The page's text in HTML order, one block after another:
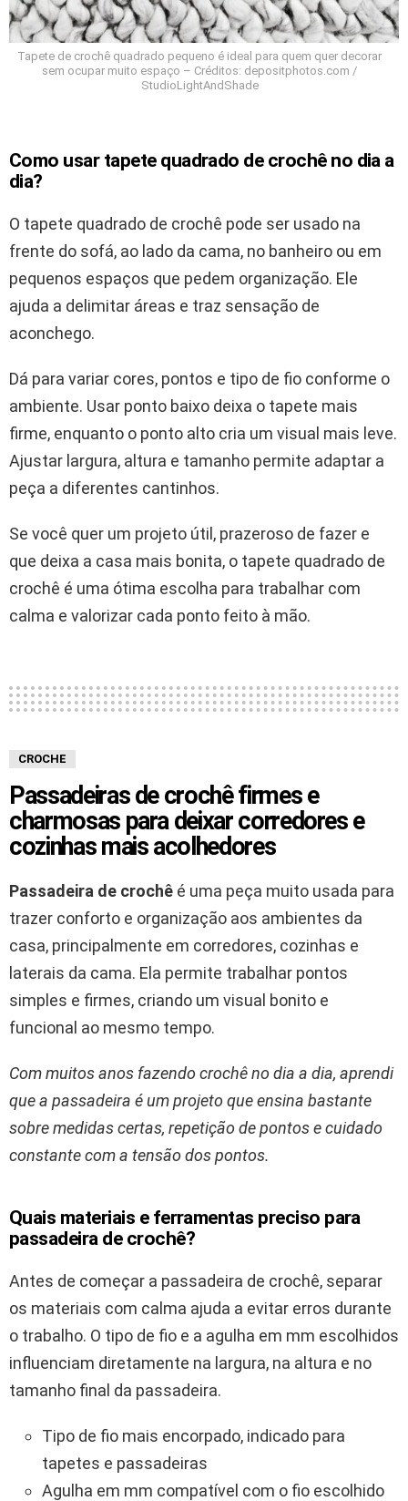
Tapete de crochê quadrado pequeno é ideal para quem quer decorar
sem ocupar muito espaço – Créditos: depositphotos.com /
StudioLightAndShade
Como usar tapete quadrado de crochê no dia a
dia?
O tapete quadrado de crochê pode ser usado na
frente do sofá, ao lado da cama, no banheiro ou em
pequenos espaços que pedem organização. Ele
ajuda a delimitar áreas e traz sensação de
aconchego.
Dá para variar cores, pontos e tipo de fio conforme o
ambiente. Usar ponto baixo deixa o tapete mais
firme, enquanto o ponto alto cria um visual mais leve.
Ajustar largura, altura e tamanho permite adaptar a
peça a diferentes cantinhos.
Se você quer um projeto útil, prazeroso de fazer e
que deixa a casa mais bonita, o tapete quadrado de
crochê é uma ótima escolha para trabalhar com
calma e valorizar cada ponto feito à mão.
CROCHE
Passadeiras de crochê firmes e
charmosas para deixar corredores e
cozinhas mais acolhedores
Passadeira de crochê é uma peça muito usada para
trazer conforto e organização aos ambientes da
casa, principalmente em corredores, cozinhas e
laterais da cama. Ela permite trabalhar pontos
simples e firmes, criando um visual bonito e
funcional ao mesmo tempo.
Com muitos anos fazendo crochê no dia a dia, aprendi
que a passadeira é um projeto que ensina bastante
sobre medidas certas, repetição de pontos e cuidado
constante com a tensão dos pontos.
Quais materiais e ferramentas preciso para
passadeira de crochê?
Antes de começar a passadeira de crochê, separar
os materiais com calma ajuda a evitar erros durante
o trabalho. O tipo de fio e a agulha em mm escolhidos
influenciam diretamente na largura, na altura e no
tamanho final da passadeira.
Tipo de fio mais encorpado, indicado para
tapetes e passadeiras
Agulha em mm compatível com o fio escolhido